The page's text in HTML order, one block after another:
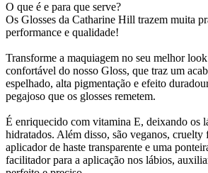
O que é e para que serve?
Os Glosses da Catharine Hill trazem muita
performance e qualidade!
Transforme a maquiagem no seu melhor
confortável do nosso Gloss, que traz um
espelhado, alta pigmentação e efeito
pegajoso que os glosses remetem.
É enriquecido com vitamina E, deixando os
hidratados. Além disso, são veganos, cruelty
aplicador de haste transparente e uma
facilitador para a aplicação nos lábios,